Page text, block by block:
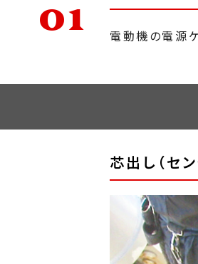
プライバシーポリシー
中川電機について
作業
プライバシーポリシー
01 電動機の電源
芯出し（セ